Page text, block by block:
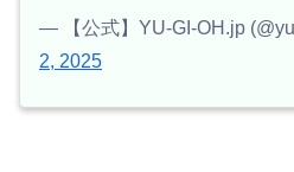
— 【公式】YU-GI-OH.jp
2, 2025